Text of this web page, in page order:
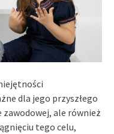
dla jego przyszłego
zawodowej, ale również
tego celu,